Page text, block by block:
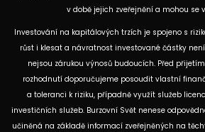
v době jejich zveřejnění a mohou se
Investování na kapitálových trzích je spojeno s
růst i klesat a návratnost investované částky
nejsou zárukou výnosů budoucích. Před
rozhodnutí doporučujeme posoudit vlastní
a toleranci k riziku, případně využít služeb
investičních služeb. Burzovní Svět nenese
učiněná na základě informací zveřejněných na